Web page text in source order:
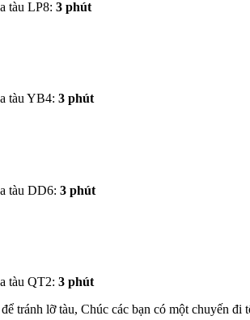
tàu LP8: 3 phút
tàu YB4: 3 phút
tàu DD6: 3 phút
tàu QT2: 3 phút
tránh lỡ tàu, Chúc các bạn có một chuyến đi